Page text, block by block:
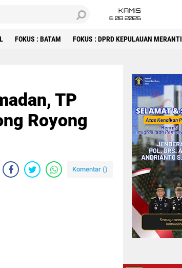
KAMIS
6 08 2026
FOKUS : BATAM FOKUS : DPRD KEPULAUAN MERANTI
TP
Royong
Komentar ()